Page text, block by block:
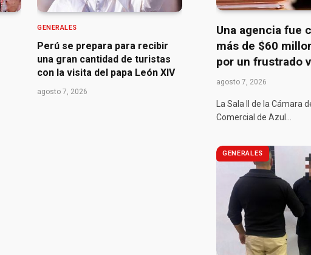
GENERALES
Perú se prepara para recibir
una gran cantidad de turistas
con la visita del papa León XIV
agosto 7, 2026
Una agencia fue
más de $60
por un frustrado
agosto 7, 2026
La Sala II de la Cámara
Comercial de Azul…
GENERALES